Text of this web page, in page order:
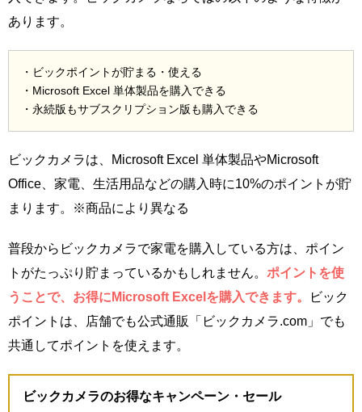
あります。
・ビックポイントが貯まる・使える
・Microsoft Excel 単体製品を購入できる
・永続版もサブスクリプション版も購入できる
ビックカメラは、Microsoft Excel 単体製品やMicrosoft
Office、家電、生活用品などの購入時に10%のポイントが貯
まります。※商品により異なる
普段からビックカメラで家電を購入している方は、ポイン
トがたっぷり貯まっているかもしれません。 ポイントを使
うことで、お得にMicrosoft Excelを購入できます。
ビック
ポイントは、店舗でも公式通販「ビックカメラ.com」でも
共通してポイントを使えます。
ビックカメラのお得なキャンペーン・セール